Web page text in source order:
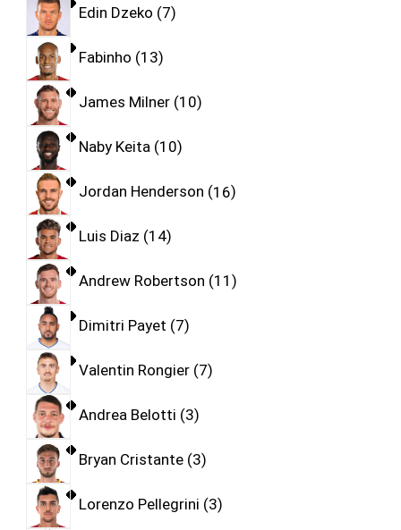
Edin Dzeko 7
Fabinho 13
James Milner 10
Naby Keita 10
Jordan Henderson 16
Luis Diaz 14
Andrew Robertson 11
Dimitri Payet 7
Valentin Rongier 7
Andrea Belotti 3
Bryan Cristante 3
Lorenzo Pellegrini 3